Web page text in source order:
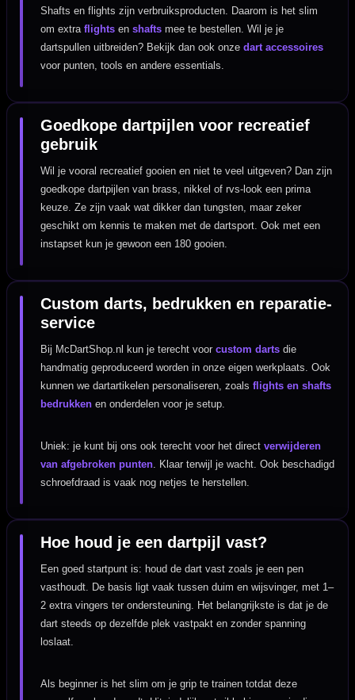
Shafts en flights zijn verbruiksproducten. Daarom is het slim
om extraflights enshafts mee te bestellen. Wil je je
dartspullen uitbreiden? Bekijk dan ook onzedart accessoires
voor punten, tools en andere essentials.
Goedkope dartpijlen voor recreatief
gebruik
Wil je vooral recreatief gooien en niet te veel uitgeven? Dan zijn
goedkope dartpijlen van brass, nikkel of rvs-look een prima
keuze. Ze zijn vaak wat dikker dan tungsten, maar zeker
geschikt om kennis te maken met de dartsport. Ook met een
instapset kun je gewoon een 180 gooien.
Custom darts, bedrukken en reparatie-
service
Bij McDartShop.nl kun je terecht voorcustom darts die
handmatig geproduceerd worden in onze eigen werkplaats. Ook
kunnen we dartartikelen personaliseren, zoalsflights en shafts
bedrukken en onderdelen voor je setup.
Uniek: je kunt bij ons ook terecht voor het directverwijderen
van afgebroken punten. Klaar terwijl je wacht. Ook beschadigd
schroefdraad is vaak nog netjes te herstellen.
Hoe houd je een dartpijl vast?
Een goed startpunt is: houd de dart vast zoals je een pen
vasthoudt. De basis ligt vaak tussen duim en wijsvinger, met 1–
2 extra vingers ter ondersteuning. Het belangrijkste is dat je de
dart steeds op dezelfde plek vastpakt en zonder spanning
loslaat.
Als beginner is het slim om je grip te trainen totdat deze